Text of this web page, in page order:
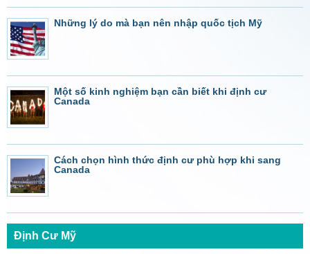
Những lý do mà bạn nên nhập quốc tịch Mỹ
Một số kinh nghiệm bạn cần biết khi định cư
Canada
Cách chọn hình thức định cư phù hợp khi sang
Canada
Định Cư Mỹ